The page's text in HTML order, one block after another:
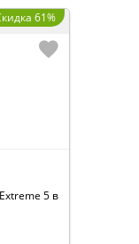
61%
5 в